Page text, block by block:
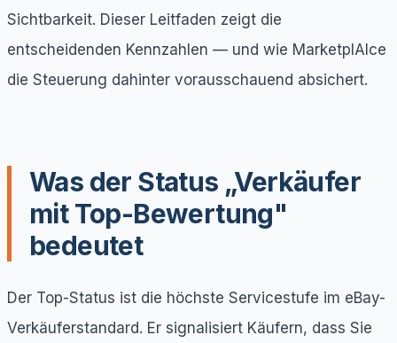
Sichtbarkeit. Dieser Leitfaden zeigt die
entscheidenden Kennzahlen — und wie MarketplAIce
die Steuerung dahinter vorausschauend absichert.
Was der Status „Verkäufer
mit Top-Bewertung"
bedeutet
Der Top-Status ist die höchste Servicestufe im eBay-
Verkäuferstandard. Er signalisiert Käufern, dass Sie